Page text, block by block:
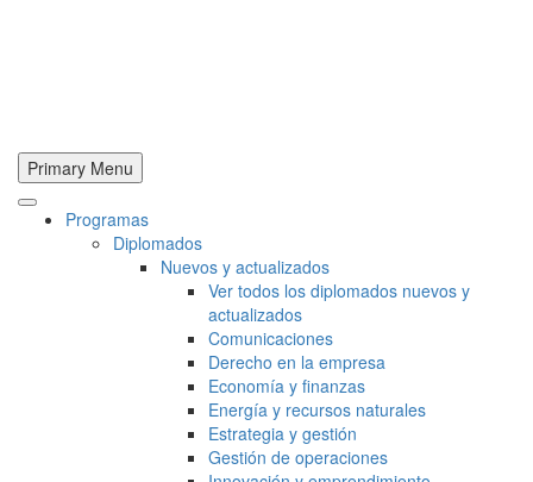
Primary Menu
Programas
Diplomados
Nuevos y actualizados
Ver todos los diplomados nuevos y
actualizados
Comunicaciones
Derecho en la empresa
Economía y finanzas
Energía y recursos naturales
Estrategia y gestión
Gestión de operaciones